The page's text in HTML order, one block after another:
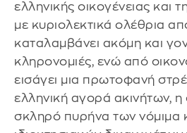
ελληνικής οικογένειας και
με κυριολεκτικά ολέθρια
καταλαμβάνει ακόμη και
κληρονομιές, ενώ από
εισάγει μια πρωτοφανή
ελληνική αγορά ακινήτων, η
σκληρό πυρήνα των νόμιμα